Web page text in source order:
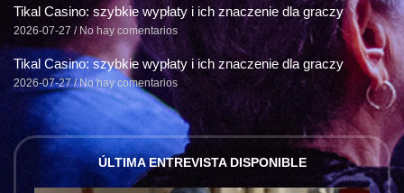
Tikal Casino: szybkie wypłaty i ich znaczenie dla graczy
2026-07-27 No hay comentarios
Tikal Casino: szybkie wypłaty i ich znaczenie dla graczy
2026-07-27 No hay comentarios
ÚLTIMA ENTREVISTA DISPONIBLE